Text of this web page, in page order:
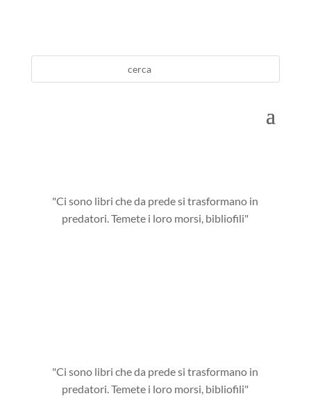
"Ci sono libri che da prede si trasformano in
predatori. Temete i loro morsi, bibliofili"
"Ci sono libri che da prede si trasformano in
predatori. Temete i loro morsi, bibliofili"